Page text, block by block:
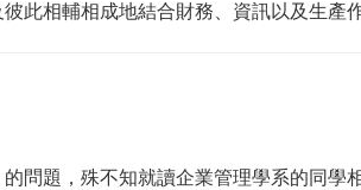
此相輔相成地結合財務、資訊以及生產
問題，殊不知就讀企業管理學系的同學